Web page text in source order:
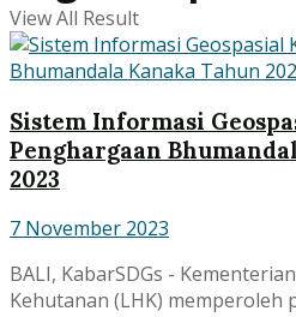
View All Result
Sistem Informasi
Penghargaan
2023
7 November 2023
BALI, KabarSDGs -
Kehutanan (LHK)